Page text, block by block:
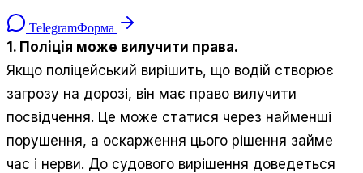
TelegramФорма
1. Поліція може вилучити права.
Якщо поліцейський вирішить, що водій створює
загрозу на дорозі, він має право вилучити
посвідчення. Це може статися через найменші
порушення, а оскарження цього рішення займе
час і нерви. До судового вирішення доведеться